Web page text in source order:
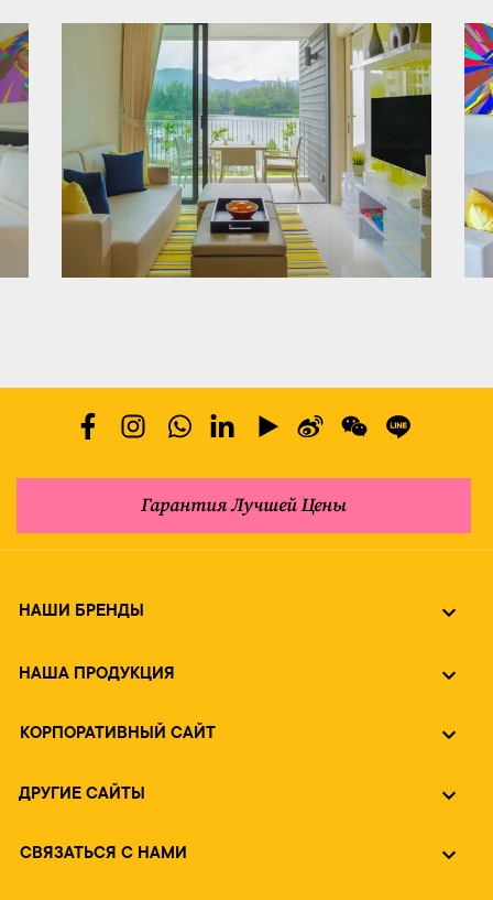
Гарантия Лучшей Цены
НАШИ БРЕНДЫ
НАША ПРОДУКЦИЯ
КОРПОРАТИВНЫЙ САЙТ
ДРУГИЕ САЙТЫ
СВЯЗАТЬСЯ С НАМИ